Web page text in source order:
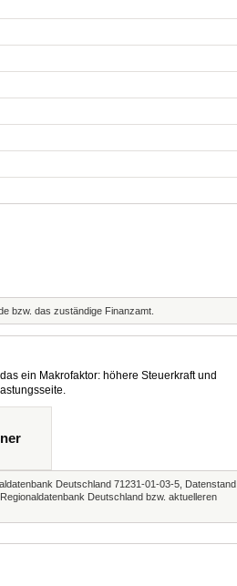
bzw. das zuständige Finanzamt.
ein Makrofaktor: höhere Steuerkraft und
Deutschland 71231-01-03-5, Datenstand
Deutschland bzw. aktuelleren